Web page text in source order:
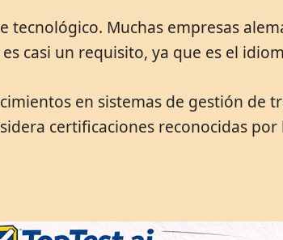
Muchas empresas
casi un requisito, ya que es el
en sistemas de gestión
certificaciones reconocidas